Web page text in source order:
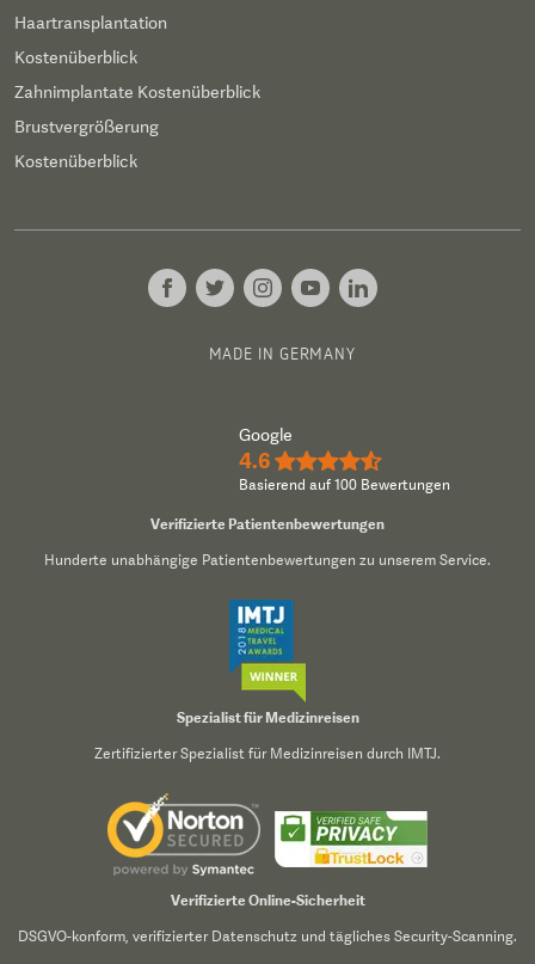
Haartransplantation
Kostenüberblick
Zahnimplantate Kostenüberblick
Brustvergrößerung
Kostenüberblick
MADE IN GERMANY
Google
4.6 ★★★★½
Basierend auf 100 Bewertungen
Verifizierte Patientenbewertungen
Hunderte unabhängige Patientenbewertungen zu unserem Service.
Spezialist für Medizinreisen
Zertifizierter Spezialist für Medizinreisen durch IMTJ.
Verifizierte Online-Sicherheit
DSGVO-konform, verifizierter Datenschutz und tägliches Security-Scanning.